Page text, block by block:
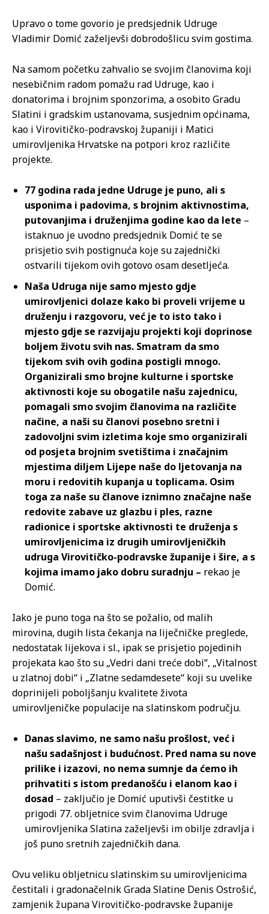
Upravo o tome govorio je predsjednik Udruge
Vladimir Domić zaželjevši dobrodošlicu svim gostima.
Na samom početku zahvalio se svojim članovima koji
nesebičnim radom pomažu rad Udruge, kao i
donatorima i brojnim sponzorima, a osobito Gradu
Slatini i gradskim ustanovama, susjednim općinama,
kao i Virovitičko-podravskoj županiji i Matici
umirovljenika Hrvatske na potpori kroz različite
projekte.
77 godina rada jedne Udruge je puno, ali s
usponima i padovima, s brojnim aktivnostima,
putovanjima i druženjima godine kao da lete –
istaknuo je uvodno predsjednik Domić te se
prisjetio svih postignuća koje su zajednički
ostvarili tijekom ovih gotovo osam desetljeća.
Naša Udruga nije samo mjesto gdje
umirovljenici dolaze kako bi proveli vrijeme u
druženju i razgovoru, već je to isto tako i
mjesto gdje se razvijaju projekti koji doprinose
boljem životu svih nas. Smatram da smo
tijekom svih ovih godina postigli mnogo.
Organizirali smo brojne kulturne i sportske
aktivnosti koje su obogatile našu zajednicu,
pomagali smo svojim članovima na različite
načine, a naši su članovi posebno sretni i
zadovoljni svim izletima koje smo organizirali
od posjeta brojnim svetištima i značajnim
mjestima diljem Lijepe naše do ljetovanja na
moru i redovitih kupanja u toplicama. Osim
toga za naše su članove iznimno značajne naše
redovite zabave uz glazbu i ples, razne
radionice i sportske aktivnosti te druženja s
umirovljenicima iz drugih umirovljeničkih
udruga Virovitičko-podravske županije i šire, a s
kojima imamo jako dobru suradnju – rekao je
Domić.
Iako je puno toga na što se požalio, od malih
mirovina, dugih lista čekanja na liječničke preglede,
nedostatak lijekova i sl., ipak se prisjetio pojedinih
projekata kao što su „Vedri dani treće dobi“, „Vitalnost
u zlatnoj dobi“ i „Zlatne sedamdesete“ koji su uvelike
doprinijeli poboljšanju kvalitete života
umirovljeničke populacije na slatinskom području.
Danas slavimo, ne samo našu prošlost, već i
našu sadašnjost i budućnost. Pred nama su nove
prilike i izazovi, no nema sumnje da ćemo ih
prihvatiti s istom predanošću i elanom kao i
dosad – zaključio je Domić uputivši čestitke u
prigodi 77. obljetnice svim članovima Udruge
umirovljenika Slatina zaželjevši im obilje zdravlja i
još puno sretnih zajedničkih dana.
Ovu veliku obljetnicu slatinskim su umirovljenicima
čestitali i gradonačelnik Grada Slatine Denis Ostrošić,
zamjenik župana Virovitičko-podravske županije